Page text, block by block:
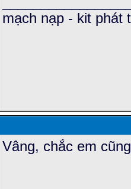
mạch nạp - kit phát
Vâng, chắc em